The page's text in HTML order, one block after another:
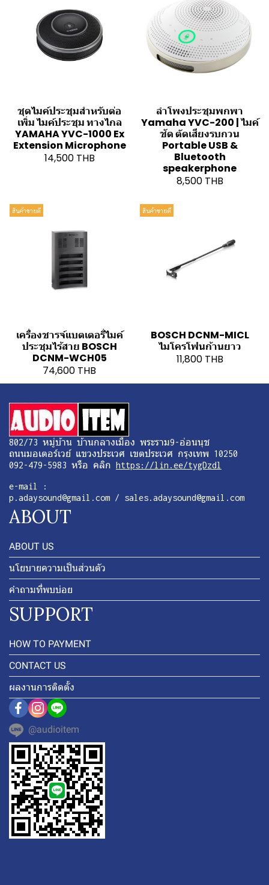
ชุดไมค์ประชุมสำหรับต่อ
เพิ่ม ไมค์ประชุม ทางไกล
YAMAHA YVC-1000 Ex
Extension Microphone
14,500 THB
ลำโพงประชุมพกพา
Yamaha YVC-200 | ไมค์
ชัด ตัดเสียงรบกวน
Portable USB &
Bluetooth
speakerphone
8,500 THB
สินค้าขายดี
เครื่องชารจ์แบตเตอรี่ไมค์
ประชุมไร้สาย BOSCH
DCNM-WCH05
74,600 THB
สินค้าขายดี
BOSCH DCNM-MICL
ไมโครโฟนก้านยาว
11,800 THB
802/73 หมู่บ้าน บ้านกลางเมือง พระราม9-อ่อนนุช
ถนนมอเตอร์เวย์ แขวงประเวศ เขตประเวศ กรุงเทพ 10250
092-479-5983 หรือ คลิก https://lin.ee/tygDzdl
e-mail :
p.adaysound@gmail.com / sales.adaysound@gmail.com
ABOUT
ABOUT US
นโยบายความเป็นส่วนตัว
คำถามที่พบบ่อย
SUPPORT
HOW TO PAYMENT
CONTACT US
ผลงานการติดตั้ง
@audioitem